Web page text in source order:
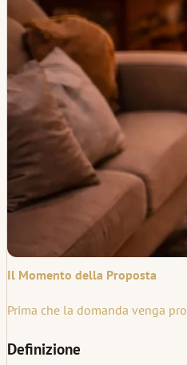
Il Momento della Proposta
Prima che la domanda venga
Definizione